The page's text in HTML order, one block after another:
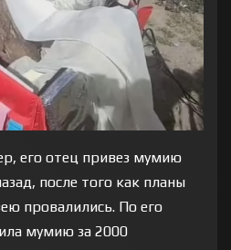
его отец привез мумию
после того как планы
провалились. По его
мумию за 2000